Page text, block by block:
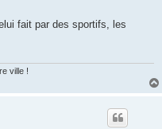
fait par des sportifs, les
ville !